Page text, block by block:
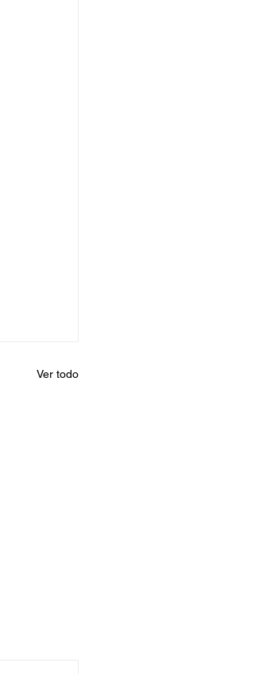
Ver todo